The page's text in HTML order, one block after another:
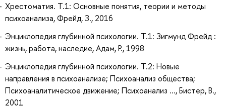
Хрестоматия. Т.1: Основные понятия, теории и методы
психоанализа, Фрейд, З., 2016
Энциклопедия глубинной психологии. Т.1: Зигмунд Фрейд :
жизнь, работа, наследие, Адам, Р., 1998
Энциклопедия глубинной психологии. Т.2: Новые
направления в психоанализе; Психоанализ общества;
Психоаналитическое движение; Психоанализ ..., Бистер, В.,
2001